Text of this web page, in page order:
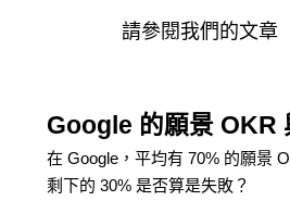
請參閱我們的文章
Google 的願景 OKR
在 Google，平均有 70% 的願景
剩下的 30% 是否算是失敗？